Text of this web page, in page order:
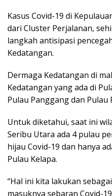
Kasus Covid-19 di
dari Cluster Perjalanan,
langkah antisipasi
Kedatangan.
Dermaga Kedatangan di
Kedatangan yang ada di
Pulau Panggang dan Pulau
Untuk diketahui, saat ini
Seribu Utara ada 4 pulau
hijau Covid-19 dan hanya
Pulau Kelapa.
“Hal ini kita lakukan
masuknya sebaran Covid-